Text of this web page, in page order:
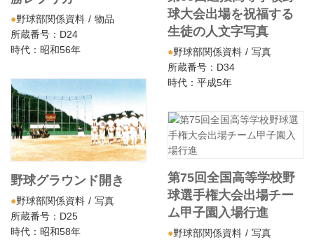
野球部関係資料
物品
所蔵番号：D24
時代：昭和56年
野球グラウンド開き
野球部関係資料
写真
所蔵番号：D25
時代：昭和58年
球大会出場を祝福する
生徒の人文字写真
野球部関係資料
写真
所蔵番号：D34
時代：平成5年
第75回全国高等学校野
球選手権大会出場チー
ム甲子園入場行進
野球部関係資料
写真